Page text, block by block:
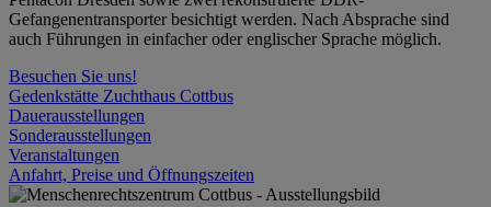
Gefangenentransporter besichtigt werden. Nach Absprache sind
auch Führungen in einfacher oder englischer Sprache möglich.
Besuchen Sie uns!
Gedenkstätte Zuchthaus Cottbus
Dauerausstellungen
Sonderausstellungen
Veranstaltungen
Anfahrt, Preise und Öffnungszeiten